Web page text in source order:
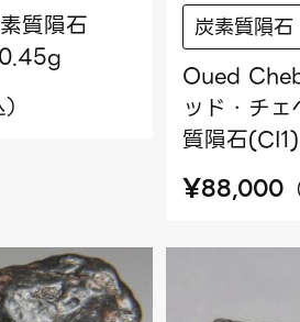
質隕石
）
炭素質隕石
Oued
ッド・チ
質隕石
¥88,000